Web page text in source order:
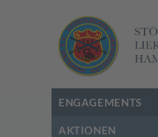
ENGAGEMENTS
AKTIONEN